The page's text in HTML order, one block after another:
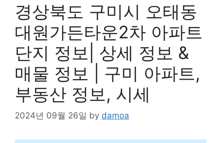
경상북도 구미시 오태동
대원가든타운2차 아파트
단지 정보| 상세 정보 &
매물 정보 | 구미 아파트,
부동산 정보, 시세
2024년 09월 26일 by damoa